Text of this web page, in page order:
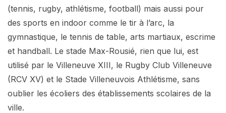
(tennis, rugby, athlétisme, football) mais aussi pour
des sports en indoor comme le tir à l’arc, la
gymnastique, le tennis de table, arts martiaux, escrime
et handball. Le stade Max-Rousié, rien que lui, est
utilisé par le Villeneuve XIII, le Rugby Club Villeneuve
(RCV XV) et le Stade Villeneuvois Athlétisme, sans
oublier les écoliers des établissements scolaires de la
ville.